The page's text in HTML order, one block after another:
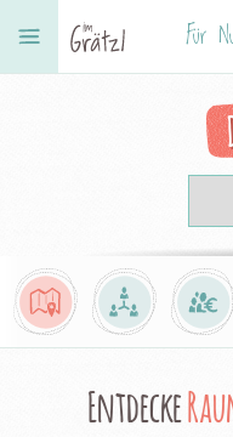
Für
Entdecke